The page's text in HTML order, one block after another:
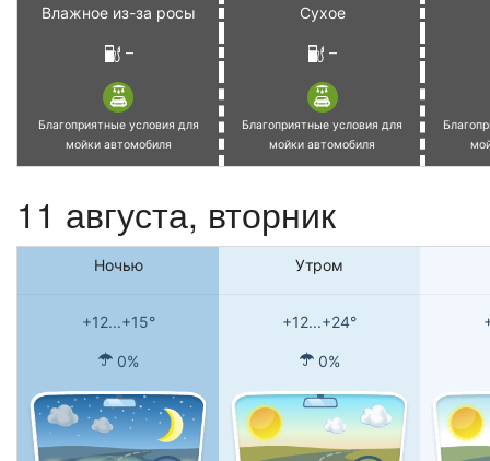
Влажное из-за росы Сухое
– –
Благоприятные условия для
мойки автомобиля
Благоприятные условия для
мойки автомобиля
11 августа, вторник
Ночью Утром
+12...+15° +12...+24°
0% 0%